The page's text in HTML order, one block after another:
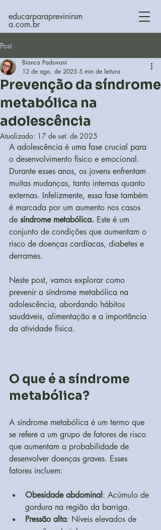
educarparaprevinirsm
a.com.br
Post
Prevenção da síndrome
metabólica na
adolescência
Bianca Padovani
12 de ago. de 2025 5 min de leitura
Atualizado: 17 de set. de 2025
A adolescência é uma fase crucial para
o desenvolvimento físico e emocional.
Durante esses anos, os jovens enfrentam
muitas mudanças, tanto internas quanto
externas. Infelizmente, essa fase também
é marcada por um aumento nos casos
de síndrome metabólica. Este é um
conjunto de condições que aumentam o
risco de doenças cardíacas, diabetes e
derrames.
Neste post, vamos explorar como
prevenir a síndrome metabólica na
adolescência, abordando hábitos
saudáveis, alimentação e a importância
da atividade física.
O que é a síndrome
metabólica?
A síndrome metabólica é um termo que
se refere a um grupo de fatores de risco
que aumentam a probabilidade de
desenvolver doenças graves. Esses
fatores incluem:
Obesidade abdominal : Acúmulo de
gordura na região da barriga.
Pressão alta: Níveis elevados de